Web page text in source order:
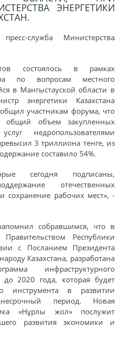
ЭНЕРГЕТИКИ
служба Министерства
состоялось в рамках
по вопросам местного
в Мангыстауской области в
энергетики Казахстана
участникам форума, что
объем закупленных
недропользователями
3 триллиона тенге, из
составило 54%.
сегодня подписаны,
отечественных
сохранение рабочих мест», -
собравшимся, что в
Республики
с Посланием Президента
Казахстана, разработана
инфраструктурного
2020 года, которая будет
инструмента в развитии
период. Новая
«Нұрлы жол» послужит
развития экономики и